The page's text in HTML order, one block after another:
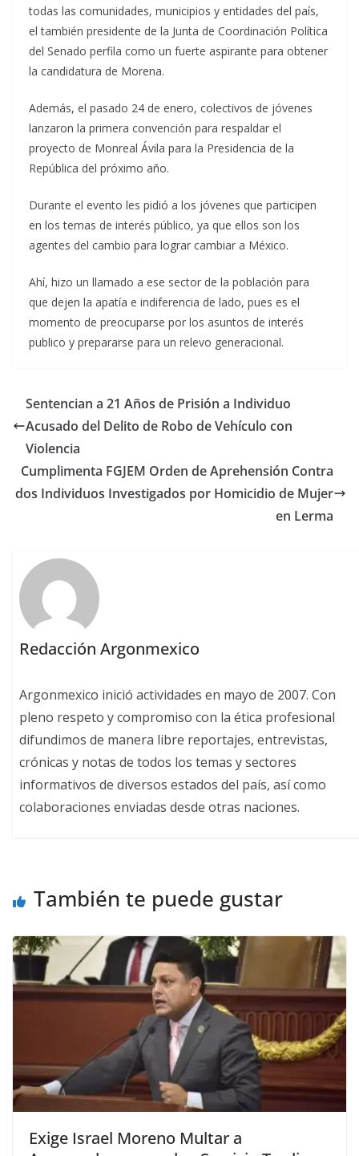
todas las comunidades, municipios y entidades del país,
el también presidente de la Junta de Coordinación Política
del Senado perfila como un fuerte aspirante para obtener
la candidatura de Morena.
Además, el pasado 24 de enero, colectivos de jóvenes
lanzaron la primera convención para respaldar el
proyecto de Monreal Ávila para la Presidencia de la
República del próximo año.
Durante el evento les pidió a los jóvenes que participen
en los temas de interés público, ya que ellos son los
agentes del cambio para lograr cambiar a México.
Ahí, hizo un llamado a ese sector de la población para
que dejen la apatía e indiferencia de lado, pues es el
momento de preocuparse por los asuntos de interés
publico y prepararse para un relevo generacional.
Sentencian a 21 Años de Prisión a Individuo
Acusado del Delito de Robo de Vehículo con
Violencia
Cumplimenta FGJEM Orden de Aprehensión Contra
dos Individuos Investigados por Homicidio de Mujer
en Lerma
Redacción Argonmexico
Argonmexico inició actividades en mayo de 2007. Con
pleno respeto y compromiso con la ética profesional
difundimos de manera libre reportajes, entrevistas,
crónicas y notas de todos los temas y sectores
informativos de diversos estados del país, así como
colaboraciones enviadas desde otras naciones.
También te puede gustar
Exige Israel Moreno Multar a